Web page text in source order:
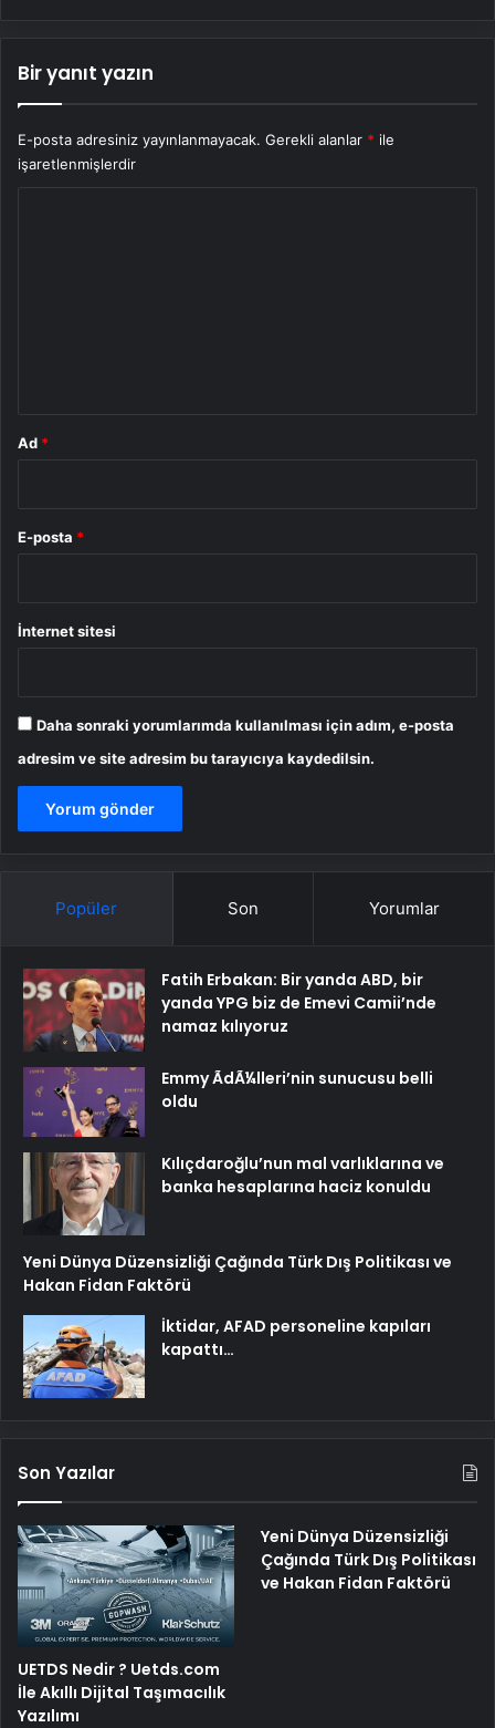
Bir yanıt yazın
E-posta adresiniz yayınlanmayacak. Gerekli alanlar * ile
işaretlenmişlerdir
Ad *
E-posta *
İnternet sitesi
Daha sonraki yorumlarımda kullanılması için adım, e-posta
adresim ve site adresim bu tarayıcıya kaydedilsin.
Popüler Son Yorumlar
Fatih Erbakan: Bir yanda ABD, bir
yanda YPG biz de Emevi Camii’nde
namaz kılıyoruz
Emmy ÃdÃ¼lleri’nin sunucusu belli
oldu
Kılıçdaroğlu’nun mal varlıklarına ve
banka hesaplarına haciz konuldu
Yeni Dünya Düzensizliği Çağında Türk Dış Politikası ve
Hakan Fidan Faktörü
İktidar, AFAD personeline kapıları
kapattı…
Son Yazılar
UETDS Nedir ? Uetds.com
İle Akıllı Dijital Taşımacılık
Yazılımı
Yeni Dünya Düzensizliği
Çağında Türk Dış Politikası
ve Hakan Fidan Faktörü